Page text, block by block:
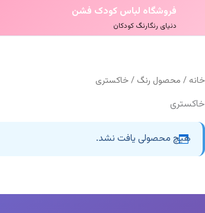
فروشگاه لباس کودک فشن
دنیای رنگارنگ کودکان
خانه / محصول رنگ / خاکستری
خاکستری
هیچ محصولی یافت نشد.